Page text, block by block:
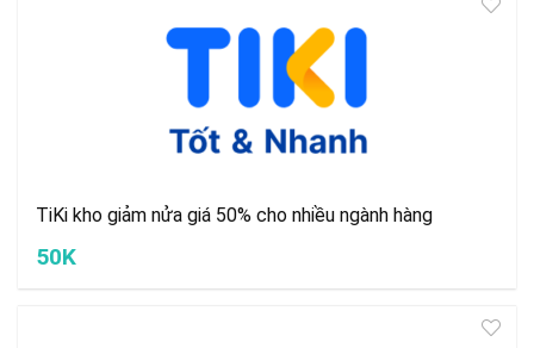
TiKi kho giảm nửa giá 50% cho nhiều ngành hàng
50K